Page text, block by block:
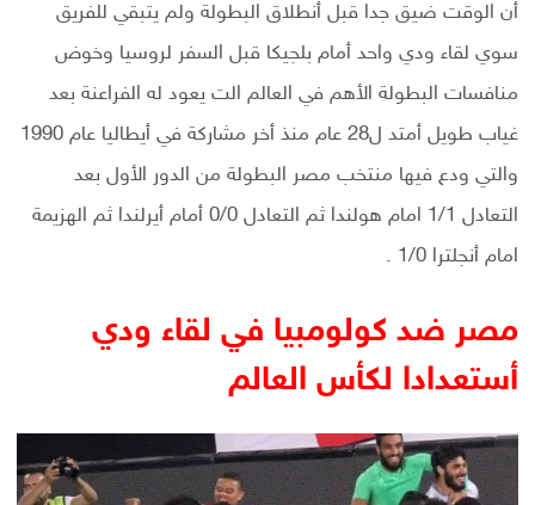
أن الوقت ضيق جدا قبل أنطلاق البطولة ولم يتبقي للفريق
سوي لقاء ودي واحد أمام بلجيكا قبل السفر لروسيا وخوض
منافسات البطولة الأهم في العالم الت يعود له الفراعنة بعد
غياب طويل أمتد ل28 عام منذ أخر مشاركة في أيطاليا عام 1990
والتي ودع فيها منتخب مصر البطولة من الدور الأول بعد
التعادل 1/1 امام هولندا ثم التعادل 0/0 أمام أيرلندا ثم الهزيمة
امام أنجلترا 1/0 .
مصر ضد كولومبيا في لقاء ودي
أستعدادا لكأس العالم